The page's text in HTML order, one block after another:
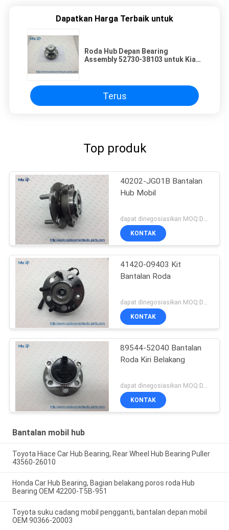
Dapatkan Harga Terbaik untuk
Roda Hub Depan Bearing
Assembly 52730-38103 untuk Kia
Terus
Top produk
40202-JG01B Bantalan
Hub Mobil
dapat dinegosiasikan MOQ:Dapat dinegosiasikan
KONTAK
41420-09403 Kit
Bantalan Roda
KONTAK
89544-52040 Bantalan
Roda Kiri Belakang
KONTAK
Bantalan mobil hub
Toyota Hiace Car Hub Bearing, Rear Wheel Hub Bearing Puller
43560-26010
Honda Car Hub Bearing, Bagian belakang poros roda Hub
Bearing OEM 42200-T5B-951
Toyota suku cadang mobil pengganti, bantalan depan mobil
OEM 90366-20003